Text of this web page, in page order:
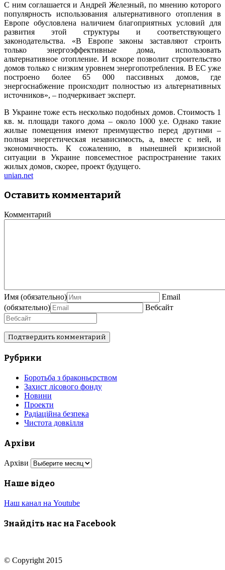
С ним соглашается и Андрей Железный, по мнению которого
популярность использования альтернативного отопления в
Европе обусловлена наличием благоприятных условий для
развития этой структуры и соответствующего
законодательства. «В Европе законы заставляют строить
только энергоэффективные дома, использовать
альтернативное отопление. И вскоре позволит строительство
домов только с низким уровнем энергопотребления. В ЕС уже
построено более 65 000 пассивных домов, где
энергоснабжение происходит полностью из альтернативных
источников», – подчеркивает эксперт.
В Украине тоже есть несколько подобных домов. Стоимость 1
кв. м. площади такого дома – около 1000 у.е. Однако такие
жилые помещения имеют преимущество перед другими –
полная энергетическая независимость, а, вместе с ней, и
экономичность. К сожалению, в нынешней кризисной
ситуации в Украине повсеместное распространение таких
жилых домов, скорее, проект будущего.
unian.net
Оставить комментарий
Комментарий
Имя (обязательно)
Email
(обязательно)
Вебсайт
Рубрики
Боротьба з браконьєрством
Захист лісового фонду
Новини
Проекти
Радіаційна безпека
Чистота довкілля
Архіви
Архіви
Наше відео
Наш канал на Youtube
Знайдіть нас на Facebook
© Copyright 2015